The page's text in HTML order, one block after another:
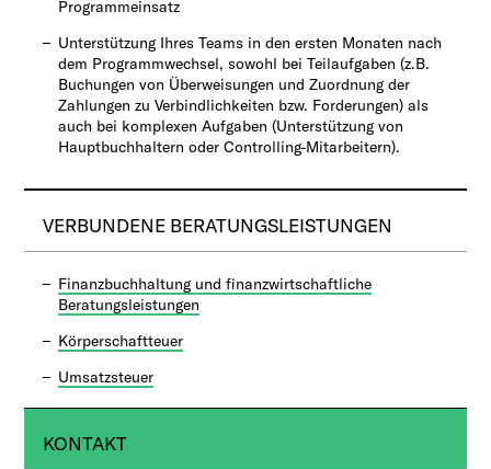
Programmeinsatz
Unterstützung Ihres Teams in den ersten Monaten nach
dem Programmwechsel, sowohl bei Teilaufgaben (z.B.
Buchungen von Überweisungen und Zuordnung der
Zahlungen zu Verbindlichkeiten bzw. Forderungen) als
auch bei komplexen Aufgaben (Unterstützung von
Hauptbuchhaltern oder Controlling-Mitarbeitern).
VERBUNDENE BERATUNGSLEISTUNGEN
Finanzbuchhaltung und finanzwirtschaftliche
Beratungsleistungen
Körperschaftteuer
Umsatzsteuer
KONTAKT